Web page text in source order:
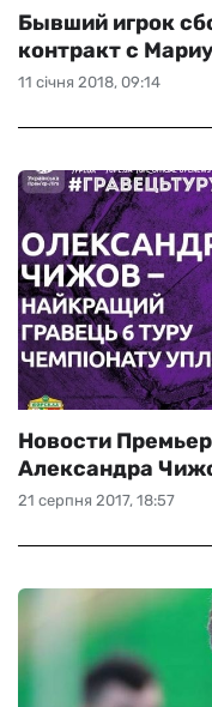
11 січня 2018, 09:14
Бывший игрок
контракт с
21 серпня 2017, 18:57
Новости
Александра